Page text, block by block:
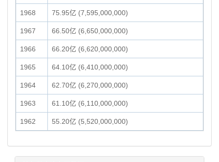
1968 75.95亿 (7,595,000,000)
1967 66.50亿 (6,650,000,000)
1966 66.20亿 (6,620,000,000)
1965 64.10亿 (6,410,000,000)
1964 62.70亿 (6,270,000,000)
1963 61.10亿 (6,110,000,000)
1962 55.20亿 (5,520,000,000)